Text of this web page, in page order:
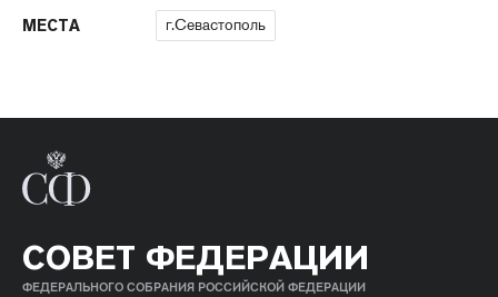
МЕСТА г.Севастополь
СОВЕТ ФЕДЕРАЦИИ
ФЕДЕРАЛЬНОГО СОБРАНИЯ РОССИЙСКОЙ ФЕДЕРАЦИИ